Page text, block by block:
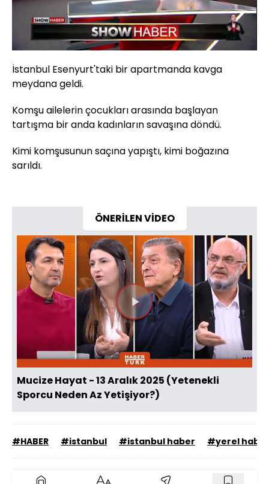
Sesi
Aç
Yüklendi:
41.10%
Oynatma
Hızı
İstanbul Esenyurt'taki bir apartmanda kavga
meydana geldi.
Komşu ailelerin çocukları arasında başlayan
tartışma bir anda kadınların savaşına döndü.
Kimi komşusunun saçına yapıştı, kimi boğazına
sarıldı.
ÖNERİLEN VİDEO
Videoyu
Oynat
Mucize Hayat - 13 Aralık 2025 (Yetenekli
Sporcu Neden Az Yetişiyor?)
#HABER #istanbul #istanbul haber #yerel haber